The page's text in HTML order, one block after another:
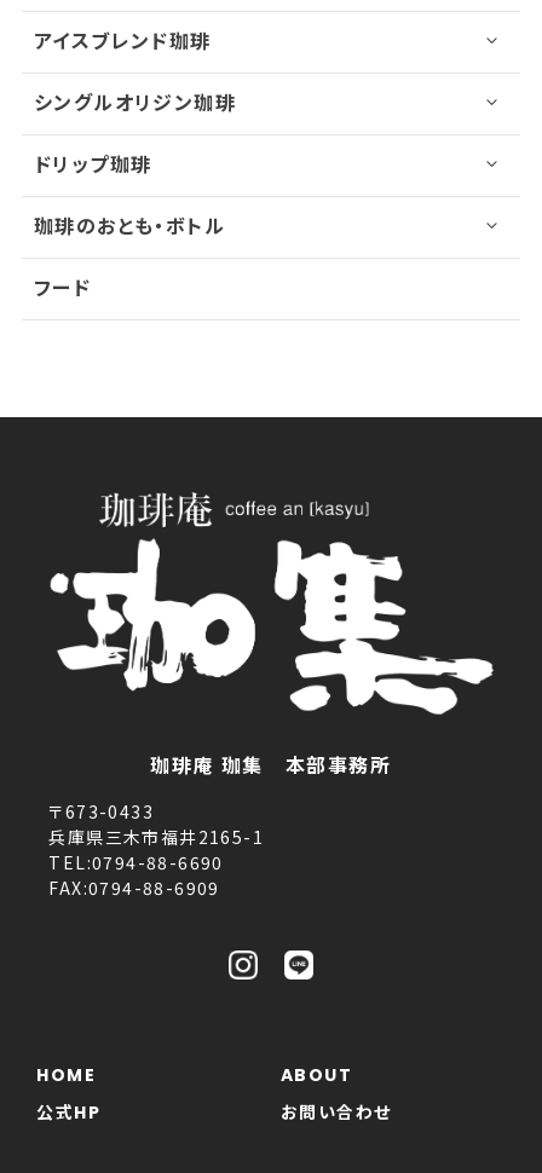
アイスブレンド珈琲
シングルオリジン珈琲
ドリップ珈琲
珈琲のおとも・ボトル
フード
珈琲庵 珈集 本部事務所
〒673-0433
兵庫県三木市福井2165-1
TEL:0794-88-6690
FAX:0794-88-6909
HOME
ABOUT
公式HP
お問い合わせ